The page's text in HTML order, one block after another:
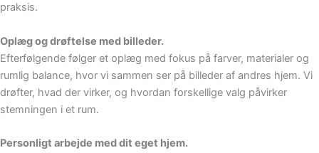
praksis.
Oplæg og drøftelse med billeder.
Efterfølgende følger et oplæg med fokus på farver, materialer og
rumlig balance, hvor vi sammen ser på billeder af andres hjem. Vi
drøfter, hvad der virker, og hvordan forskellige valg påvirker
stemningen i et rum.
Personligt arbejde med dit eget hjem.